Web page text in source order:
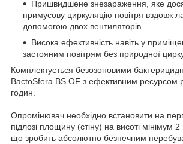
Пришвидшене знезараження, яке
примусову циркуляцію повітря вздовж
допомогою двох вентиляторів.
Висока ефективність навіть у
застояним повітрям без природної
Комплектується безозоновими
BactoSfera BS OF з ефективним ресурсом
годин.
Опромінювач необхідно встановити на
підлозі площину (стіну) на висоті мінімум 2
що зробить абсолютно безпечним